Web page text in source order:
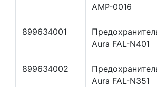
AMP-0016
899634001
Aura FAL-N401
899634002
Aura FAL-N351